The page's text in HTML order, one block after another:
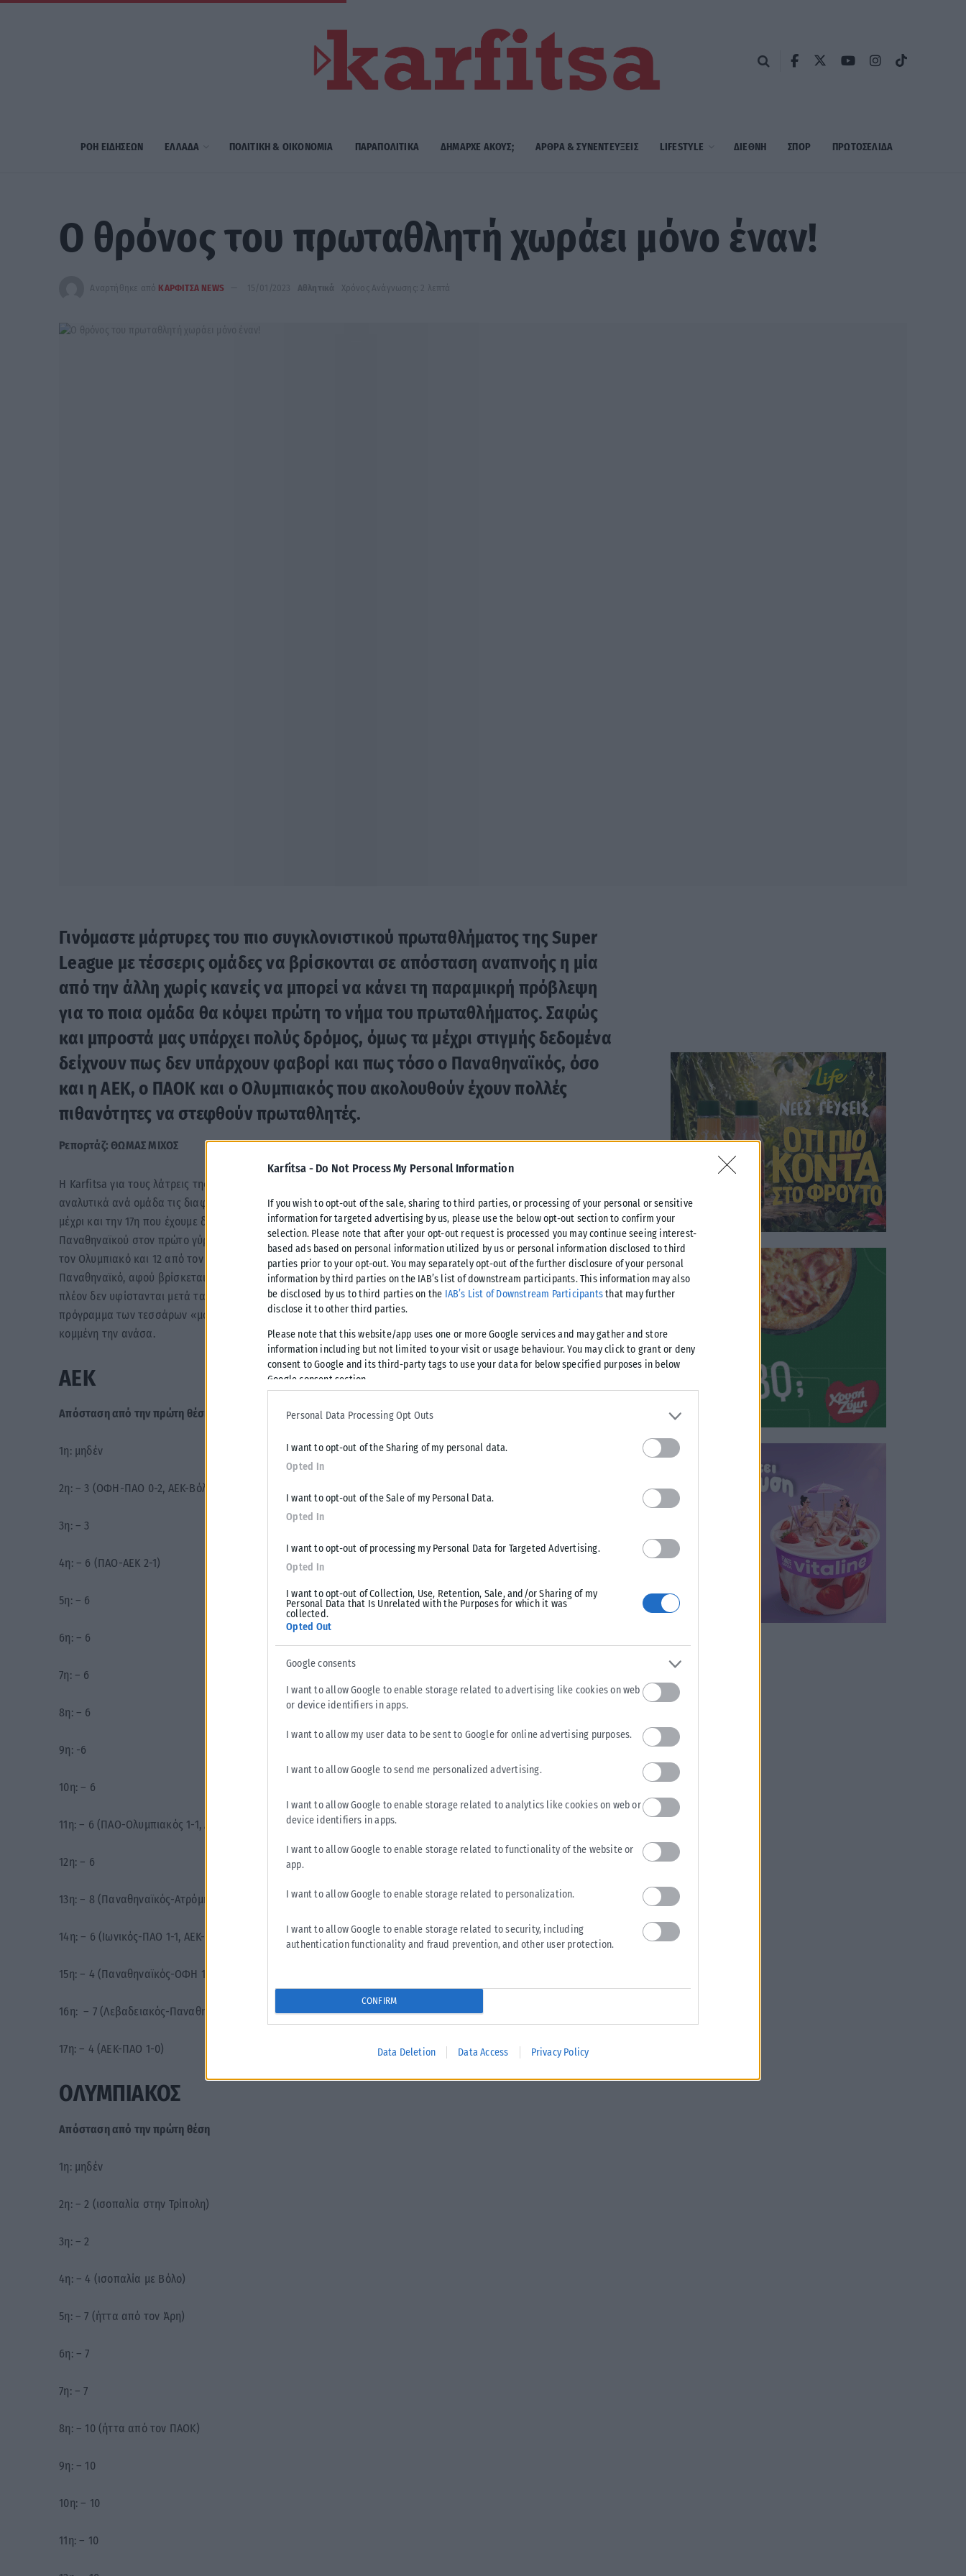
Karfitsa - Do Not Process My Personal Information
If you wish to opt-out of the sale, sharing to third parties, or processing of your personal or sensitive
information for targeted advertising by us, please use the below opt-out section to confirm your
selection. Please note that after your opt-out request is processed you may continue seeing interest-
based ads based on personal information utilized by us or personal information disclosed to third
parties prior to your opt-out. You may separately opt-out of the further disclosure of your personal
information by third parties on the IAB’s list of downstream participants. This information may also
be disclosed by us to third parties on the IAB’s List of Downstream Participantsthat may further
disclose it to other third parties.
Please note that this website/app uses one or more Google services and may gather and store
information including but not limited to your visit or usage behaviour. You may click to grant or deny
consent to Google and its third-party tags to use your data for below specified purposes in below
Google consent section.
Personal Data Processing Opt Outs
I want to opt-out of the Sharing of my personal data.
Opted In
I want to opt-out of the Sale of my Personal Data.
Opted In
I want to opt-out of processing my Personal Data for Targeted Advertising.
Opted In
I want to opt-out of Collection, Use, Retention, Sale, and/or Sharing of my
Personal Data that Is Unrelated with the Purposes for which it was
collected.
Opted Out
Google consents
I want to allow Google to enable storage related to advertising like cookies on web
or device identifiers in apps.
I want to allow my user data to be sent to Google for online advertising purposes.
I want to allow Google to send me personalized advertising.
I want to allow Google to enable storage related to analytics like cookies on web or
device identifiers in apps.
I want to allow Google to enable storage related to functionality of the website or
app.
I want to allow Google to enable storage related to personalization.
I want to allow Google to enable storage related to security, including
authentication functionality and fraud prevention, and other user protection.
CONFIRM
Data Deletion Data Access Privacy Policy
ΡΟΗ ΕΙΔΗΣΕΩΝ ΕΛΛΑΔΑ ΠΟΛΙΤΙΚΗ & ΟΙΚΟΝΟΜΙΑ ΠΑΡΑΠΟΛΙΤΙΚΑ ΔΗΜΑΡΧE ΑΚΟΥΣ; ΑΡΘΡΑ & ΣΥΝΕΝΤΕΥΞΕΙΣ LIFESTYLE ΔΙΕΘΝΗ ΣΠΟΡ ΠΡΩΤΟΣΈΛΙΔΑ
Ο θρόνος του πρωταθλητή χωράει μόνο έναν!
Αναρτήθηκε από ΚΑΡΦΙΤΣΑ NEWS 15/01/2023 Αθλητικά Χρόνος Ανάγνωσης: 2 λεπτά
Γινόμαστε μάρτυρες του πιο συγκλονιστικού πρωταθλήματος της Super
League με τέσσερις ομάδες να βρίσκονται σε απόσταση αναπνοής η μία
από την άλλη χωρίς κανείς να μπορεί να κάνει τη παραμικρή πρόβλεψη
για το ποια ομάδα θα κόψει πρώτη το νήμα του πρωταθλήματος. Σαφώς
και μπροστά μας υπάρχει πολύς δρόμος, όμως τα μέχρι στιγμής δεδομένα
δείχνουν πως δεν υπάρχουν φαβορί και πως τόσο ο Παναθηναϊκός, όσο
και η ΑΕΚ, ο ΠΑΟΚ και ο Ολυμπιακός που ακολουθούν έχουν πολλές
πιθανότητες να στεφθούν πρωταθλητές.
Ρεπορτάζ: ΘΩΜΑΣ ΜΙΧΟΣ
Η Karfitsa για τους λάτρεις της στατιστικής έβαλε κάτω αριθμούς και αποτελέσματα και σας παρουσιάζει
αναλυτικά ανά ομάδα τις διαφορές που υπήρχαν στο πρωτάθλημα μεταξύ των ομάδων από την 1η αγωνιστική
μέχρι και την 17η που έχουμε διανύσει. Ρίχνοντας μια πρώτη ματιά θα αντικρίσει κανείς πως η απίθανη πορεία του
Παναθηναϊκού στον πρώτο γύρο, είχαν δώσει στην ομάδα του Ιβάν Γιοβάνοβιτς «αέρα» μέχρι και 14 πόντων από
τον Ολυμπιακό και 12 από τον ΠΑΟΚ (αυτός είναι άλλωστε και ο λόγος που δεν βάλαμε σχετικό πινακάκι για τον
Παναθηναϊκό, αφού βρίσκεται σταθερά από το ξεκίνημα του πρωταθλήματος στην πρώτη θέση). Διαφορές που
πλέον δεν υφίστανται μετά τα τελευταία αποτελέσματα των Πρασίνων στο πρωτάθλημα. Bonus σε όλα αυτά το
πρόγραμμα των τεσσάρων «μονομάχων» σε ένα πρωτάθλημα που έχει πάρει «φωτιά» και παρακολουθούμε με
κομμένη την ανάσα.
ΑΕΚ
Απόσταση από την πρώτη θέση
1η: μηδέν
2η: – 3 (ΟΦΗ-ΠΑΟ 0-2, ΑΕΚ-Βόλος Ν.Π.Σ. 0-1)
3η: – 3
4η: – 6 (ΠΑΟ-ΑΕΚ 2-1)
5η: – 6
6η: – 6
7η: – 6
8η: – 6
9η: -6
10η: – 6
11η: – 6 (ΠΑΟ-Ολυμπιακός 1-1, Αστέρας Τρίπολης-ΑΕΚ 1-1)
12η: – 6
13η: – 8 (Παναθηναϊκός-Ατρόμητος 2-0, Ολυμπιακός-ΑΕΚ 0-0)
14η: – 6 (Ιωνικός-ΠΑΟ 1-1, ΑΕΚ-Λαμία 3-0)
15η: – 4 (Παναθηναϊκός-ΟΦΗ 1-1, Βόλος Ν.Π.Σ.-ΑΕΚ 0-4)
16η: – 7 (Λεβαδειακός-Παναθηναϊκός 0-1, ΠΑΣ Γιάννινα-ΑΕΚ 2-1)
17η: – 4 (ΑΕΚ-ΠΑΟ 1-0)
ΟΛΥΜΠΙΑΚΟΣ
Απόσταση από την πρώτη θέση
1η: μηδέν
2η: – 2 (ισοπαλία στην Τρίπολη)
3η: – 2
4η: – 4 (ισοπαλία με Βόλο)
5η: – 7 (ήττα από τον Άρη)
6η: – 7
7η: – 7
8η: – 10 (ήττα από τον ΠΑΟΚ)
9η: – 10
10η: – 10
11η: – 10